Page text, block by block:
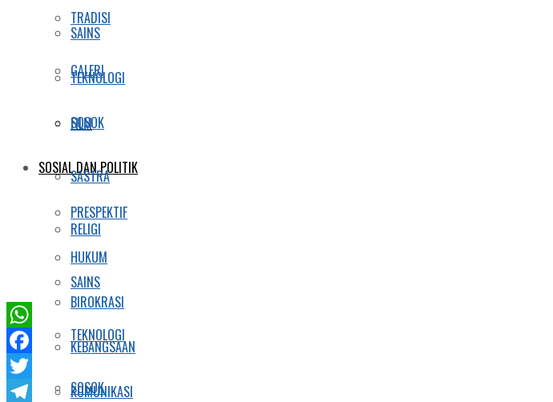
SAINS
TEKNOLOGI
SOSOK
SOSIAL DAN POLITIK
PRESPEKTIF
HUKUM
BIROKRASI
KEBANGSAAN
KOMUNIKASI
TRADISI
GALERI
FILM
SASTRA
RELIGI
SAINS
TEKNOLOGI
SOSOK
WhatsApp
Facebook
Twitter